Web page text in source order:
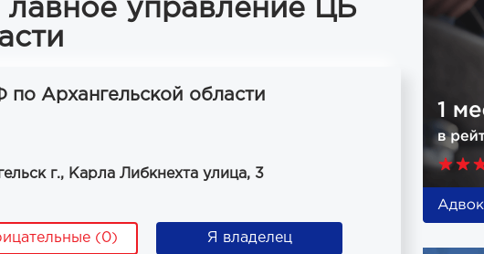
управление ЦБ
Архангельской области
г., Карла Либкнехта улица, 3
(0) Я владелец